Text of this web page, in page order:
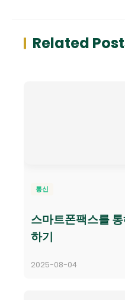
Related
통신
스마트폰팩스를
하기
2025-08-04